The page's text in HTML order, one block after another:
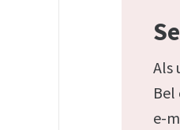
Als
e-